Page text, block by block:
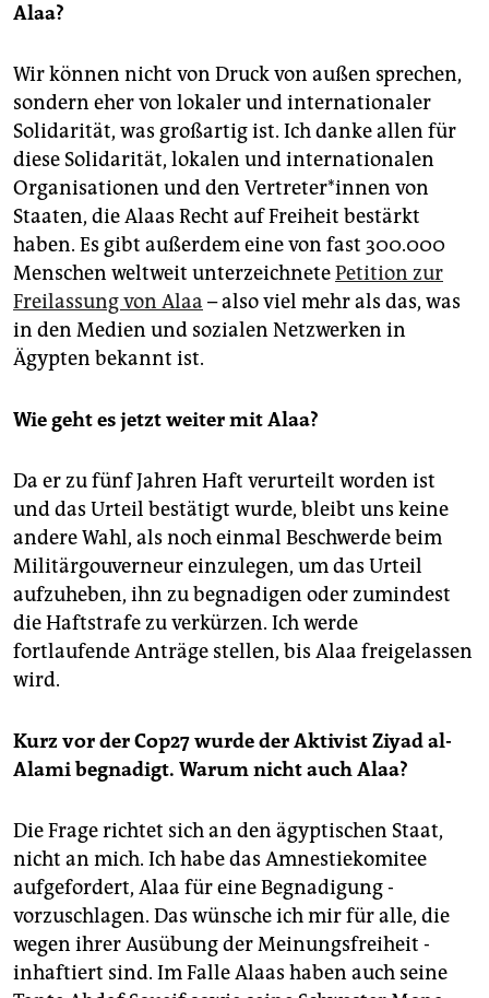
Alaa?
Wir können nicht von Druck von außen sprechen,
sondern eher von lokaler und internationaler
Solidarität, was großartig ist. Ich danke allen für
diese Solidarität, lokalen und inter­nationalen
Organisationen und den Ver­tre­te­r*in­nen von
Staaten, die Alaas Recht auf Freiheit bestärkt
haben. Es gibt außerdem eine von fast 300.000
Menschen weltweit unterzeichnetePetition zur
Freilassung von Alaa – also viel mehr als das, was
in den Medien und sozialen Netzwerken in
Ägypten bekannt ist.
Wie geht es jetzt weiter mit Alaa?
Da er zu fünf Jahren Haft ­verurteilt worden ist
und das Urteil bestätigt wurde, bleibt uns keine
andere Wahl, als noch einmal Beschwerde beim
Militärgouverneur einzulegen, um das Urteil
aufzuheben, ihn zu begnadigen oder zumindest
die Haftstrafe zu verkürzen. Ich werde
fortlaufende Anträge ­stellen, bis Alaa freigelassen
wird.
Kurz vor der Cop27 wurde der Aktivist Ziyad al-
Alami begnadigt. Warum nicht auch Alaa?
Die Frage richtet sich an den ägyptischen Staat,
nicht an mich. Ich habe das Am­nestiekomitee
aufgefordert, Alaa für eine Begnadigung ­
vorzuschlagen. Das wünsche ich mir für alle, die
wegen ­ihrer ­Ausübung der Meinungsfreiheit ­
inhaftiert sind. Im Falle Alaas haben auch seine